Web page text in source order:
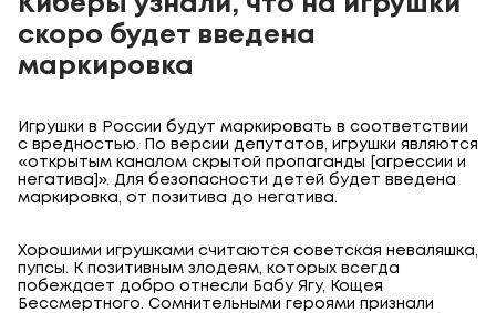
скоро будет введена
маркировка
Игрушки в России будут маркировать в соответствии
с вредностью. По версии депутатов, игрушки являются
«открытым каналом скрытой пропаганды [агрессии и
негатива]». Для безопасности детей будет введена
маркировка, от позитива до негатива.
Хорошими игрушками считаются советская неваляшка,
пупсы. К позитивным злодеям, которых всегда
побеждает добро отнесли Бабу Ягу, Кощея
Бессмертного. Сомнительными героями признали